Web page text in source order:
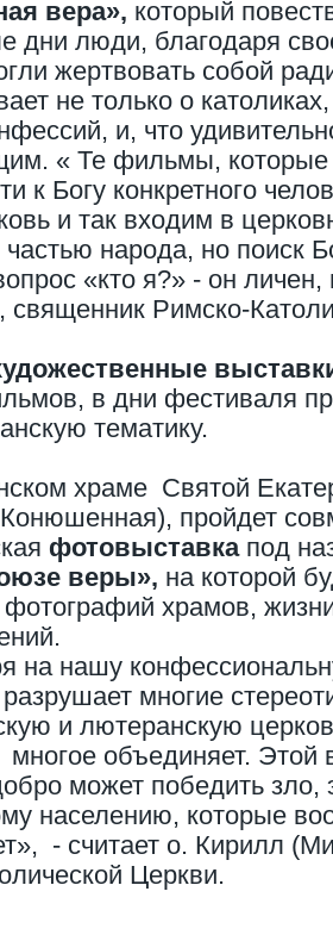
вера», который
дни люди, благодаря
жертвовать собой
не только о
и, что
« Те фильмы,
к Богу конкретного
и так входим в
народа, но поиск
«кто я?» - он
священник Римско-
в дни фестиваля
тематику.
храме Святой
пройдет
фотовыставкапод
веры», на которой
фотографий храмов,
на нашу
многие
и лютеранскую
многое объединяет.
может победить зло,
населению, которые
- считает о. Кирилл
Церкви.